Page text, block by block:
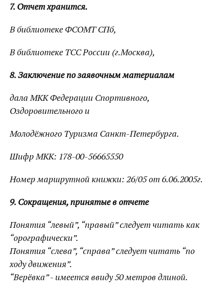
7. Отчет хранится.
В библиотеке ФСОМТ СПб,
В библиотеке ТСС России (г.Москва),
8. Заключение по заявочным материалам
дала МКК Федерации Спортивного,
Оздоровительного и
Молодёжного Туризма Санкт-Петербурга.
Шифр МКК: 178-00-56665550
Номер маршрутной книжки: 26/05 от 6.06.2005г.
9. Сокращения, принятые в отчете
Понятия “левый”, “правый” следует читать как
“орографически”.
Понятия “слева”, “справа” следует читать “по
ходу движения”.
“Верёвка” - имеется ввиду 50 метров длиной.